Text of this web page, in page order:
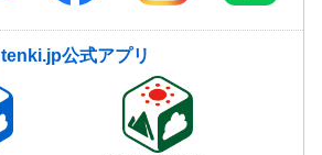
tenki.jp公式アプリ